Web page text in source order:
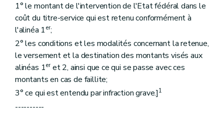
1° le montant de l'intervention de l'Etat fédéral dans le
coût du titre-service qui est retenu conformément à
l'alinéa 1er;
2° les conditions et les modalités concernant la retenue,
le versement et la destination des montants visés aux
alinéas 1eret 2, ainsi que ce qui se passe avec ces
montants en cas de faillite;
3° ce qui est entendu par infraction grave.]1
----------